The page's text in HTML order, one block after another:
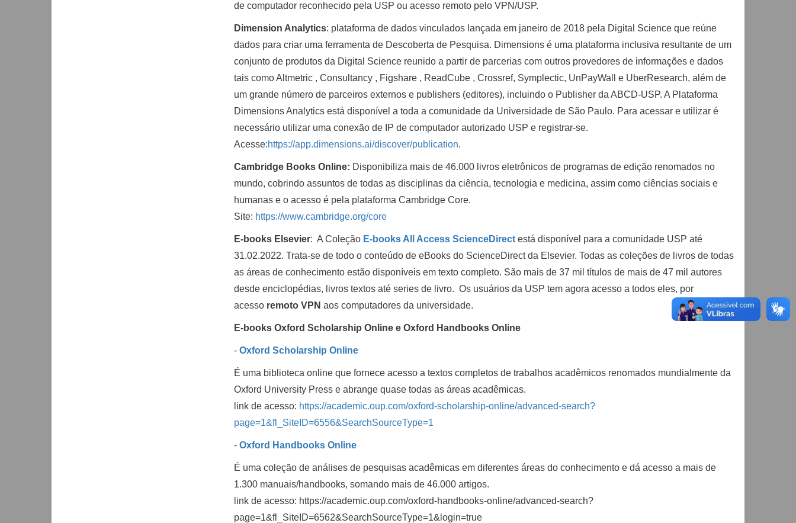
de computador reconhecido pela USP ou acesso remoto pelo VPN/USP.
Dimension Analytics: plataforma de dados vinculados lançada em janeiro de 2018 pela Digital Science que reúne
dados para criar uma ferramenta de Descoberta de Pesquisa. Dimensions é uma plataforma inclusiva resultante de um
conjunto de produtos da Digital Science reunido a partir de parcerias com outros provedores de informações e dados
tais como Altmetric , Consultancy , Figshare , ReadCube , Crossref, Symplectic, UnPayWall e UberResearch, além de
um grande número de parceiros externos e publishers (editores), incluindo o Publisher da ABCD-USP. A Plataforma
Dimensions Analytics está disponível a toda a comunidade da Universidade de São Paulo. Para acessar e utilizar é
necessário utilizar uma conexão de IP de computador autorizado USP e registrar-se.
Acesse:https://app.dimensions.ai/discover/publication.
Cambridge Books Online: Disponibiliza mais de 46.000 livros eletrônicos de programas de edição renomados no
mundo, cobrindo assuntos de todas as disciplinas da ciência, tecnologia e medicina, assim como ciências sociais e
humanas e o acesso é pela plataforma Cambridge Core.
Site: https://www.cambridge.org/core
E-books Elsevier: A Coleção E-books All Access ScienceDirect está disponível para a comunidade USP até
31.02.2022. Trata-se de todo o conteúdo de eBooks do ScienceDirect da Elsevier. Todas as coleções de livros de todas
as áreas de conhecimento estão disponíveis em texto completo. São mais de 37 mil títulos de mais de 47 mil autores
desde enciclopédias, livros textos até series de livro. Os usuários da USP tem agora acesso a todos eles, por
acessoremoto VPN aos computadores da universidade.
E-books Oxford Scholarship Online e Oxford Handbooks Online
- Oxford Scholarship Online
É uma biblioteca online que fornece acesso a textos completos de trabalhos acadêmicos renomados mundialmente da
Oxford University Press e abrange quase todas as áreas acadêmicas.
link de acesso: https://academic.oup.com/oxford-scholarship-online/advanced-search?
page=1&fl_SiteID=6556&SearchSourceType=1
- Oxford Handbooks Online
É uma coleção de análises de pesquisas acadêmicas em diferentes áreas do conhecimento e dá acesso a mais de
1.300 manuais/handbooks, somando mais de 46.000 artigos.
link de acesso: https://academic.oup.com/oxford-handbooks-online/advanced-search?
page=1&fl_SiteID=6562&SearchSourceType=1&login=true